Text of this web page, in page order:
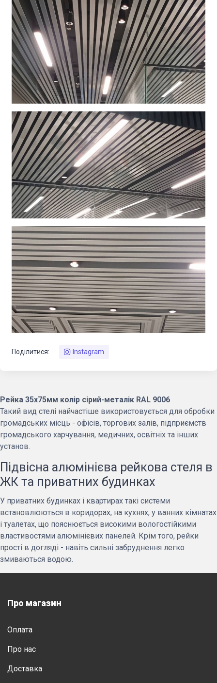
Поділитися: Instagram
Рейка 35х75мм колір сірий-металік RAL 9006
Такий вид стелі найчастіше використовується для обробки
громадських місць - офісів, торгових залів, підприємств
громадського харчування, медичних, освітніх та інших
установ.
Підвісна алюмінієва рейкова стеля в
ЖК та приватних будинках
У приватних будинках і квартирах такі системи
встановлюються в коридорах, на кухнях, у ванних кімнатах
і туалетах, що пояснюється високими вологостійкими
властивостями алюмінієвих панелей. Крім того, рейки
прості в догляді - навіть сильні забруднення легко
змиваються водою.
Про магазин
Оплата
Про нас
Доставка